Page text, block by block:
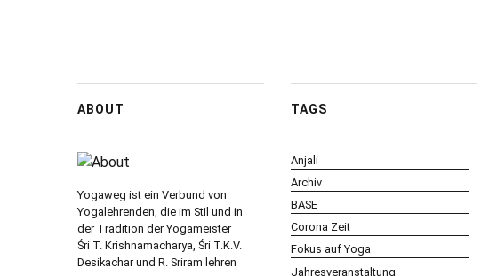
ABOUT
Yogaweg ist ein Verbund von
Yogalehrenden, die im Stil und in
der Tradition der Yogameister
Śri T. Krishnamacharya, Śri T.K.V.
Desikachar und R. Sriram lehren
TAGS
Anjali
Archiv
BASE
Corona Zeit
Fokus auf Yoga
Jahresveranstaltung